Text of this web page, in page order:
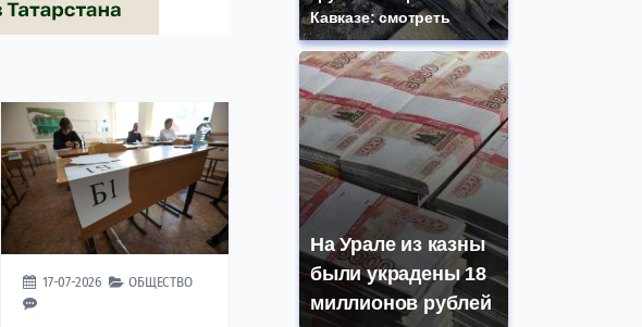
17-07-2026 ОБЩЕСТВО
Кавказе: смотреть
На Урале из казны
были украдены 18
миллионов рублей